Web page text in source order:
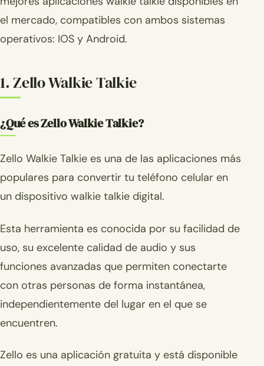
el mercado, compatibles con ambos sistemas
operativos: IOS y Android.
1. Zello Walkie Talkie
¿Qué es Zello Walkie Talkie?
Zello Walkie Talkie es una de las aplicaciones más
populares para convertir tu teléfono celular en
un dispositivo walkie talkie digital.
Esta herramienta es conocida por su facilidad de
uso, su excelente calidad de audio y sus
funciones avanzadas que permiten conectarte
con otras personas de forma instantánea,
independientemente del lugar en el que se
encuentren.
Zello es una aplicación gratuita y está disponible